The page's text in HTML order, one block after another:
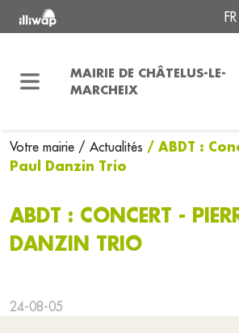
FR
MAIRIE DE CHÂTELUS-LE-
MARCHEIX
Votre mairie / Actualités / ABDT :
Paul Danzin Trio
ABDT : CONCERT -
DANZIN TRIO
24-08-05